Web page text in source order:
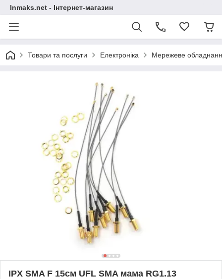
Inmaks.net - Інтернет-магазин
Товари та послуги Електроніка Мережеве
IPX SMA F 15см UFL SMA мама RG1.13